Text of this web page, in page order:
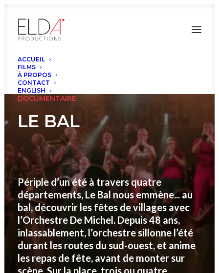
ACCUEIL
FILMS
À PROPOS
CONTACT
ENGLISH
DOCUMENTAIRE
LE BAL
Périple d’un été à travers quatre
départements, Le Bal nous emmène... au
bal, découvrir les fêtes de villages avec
l’Orchestre De Michel. Depuis 48 ans,
inlassablement, l’orchestre sillonne l’été
durant les routes du sud-ouest, et anime
les repas de fête, avant de monter sur
scène. Sur la place, trois ou quatre